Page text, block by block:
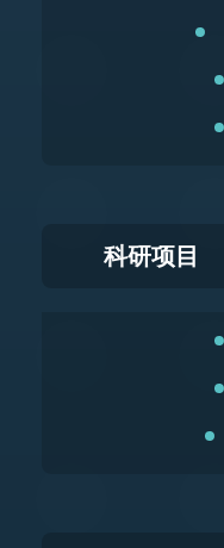
科研项目